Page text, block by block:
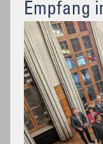
Empfang